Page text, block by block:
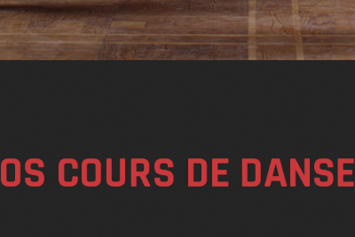
COURS DE DANSE